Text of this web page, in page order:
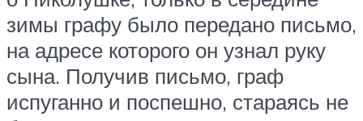
зимы графу было передано письмо,
на адресе которого он узнал руку
сына. Получив письмо, граф
испуганно и поспешно, стараясь не